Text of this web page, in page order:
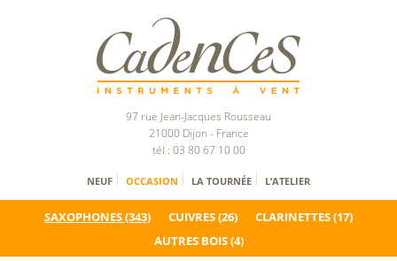
97 rue Jean-Jacques Rousseau
21000 Dijon - France
tél : 03 80 67 10 00
NEUF OCCASION LA TOURNÉE L’ATELIER
SAXOPHONES(343) CUIVRES(26) CLARINETTES(17)
AUTRES BOIS(4)